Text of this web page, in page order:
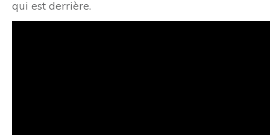
qui est derrière.